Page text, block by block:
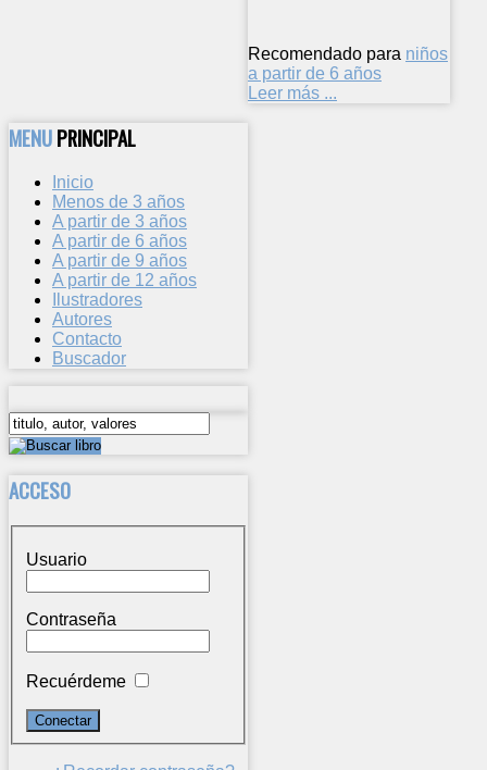
Recomendado para niños
a partir de 6 años
Leer más ...
MENUPRINCIPAL
Inicio
Menos de 3 años
A partir de 3 años
A partir de 6 años
A partir de 9 años
A partir de 12 años
Ilustradores
Autores
Contacto
Buscador
ACCESO
Usuario
Contraseña
Recuérdeme